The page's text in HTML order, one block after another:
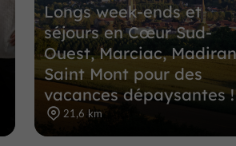
Longs week-ends et
séjours en Cœur Sud-
Ouest, Marciac,
Saint Mont pour des
vacances dépaysantes !
21,6 km